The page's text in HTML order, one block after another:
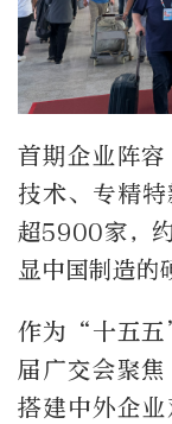
首期企业阵
技术、专精
超5900家，
显中国制造的
作为“十五五
届广交会聚
搭建中外企